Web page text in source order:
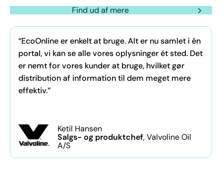
Find ud af mere
“EcoOnline er enkelt at bruge. Alt er nu samlet i én
portal, vi kan se alle vores oplysninger ét sted. Det
er nemt for vores kunder at bruge, hvilket gør
distribution af information til dem meget mere
effektiv.”
Ketil Hansen
Salgs- og produktchef, Valvoline Oil
A/S